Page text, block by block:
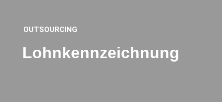
OUTSOURCING
Lohnkennzeichnung